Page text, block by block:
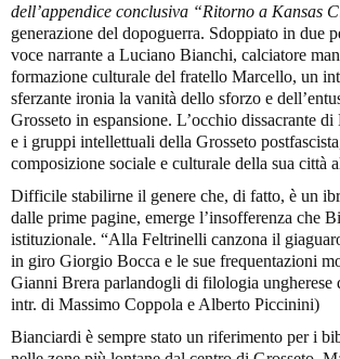
dell’appendice conclusiva “Ritorno a Kansas
generazione del dopoguerra. Sdoppiato in due
voce narrante a Luciano Bianchi, calciatore
formazione culturale del fratello Marcello, un
sferzante ironia la vanità dello sforzo e
Grosseto in espansione. L’occhio dissacrante
e i gruppi intellettuali della Grosseto
composizione sociale e culturale della sua città
Difficile stabilirne il genere che, di fatto, è un
dalle prime pagine, emerge l’insofferenza che
istituzionale. “Alla Feltrinelli canzona il
in giro Giorgio Bocca e le sue frequentazioni
Gianni Brera parlandogli di filologia
intr. di Massimo Coppola e Alberto Piccinini)
Bianciardi è sempre stato un riferimento per i